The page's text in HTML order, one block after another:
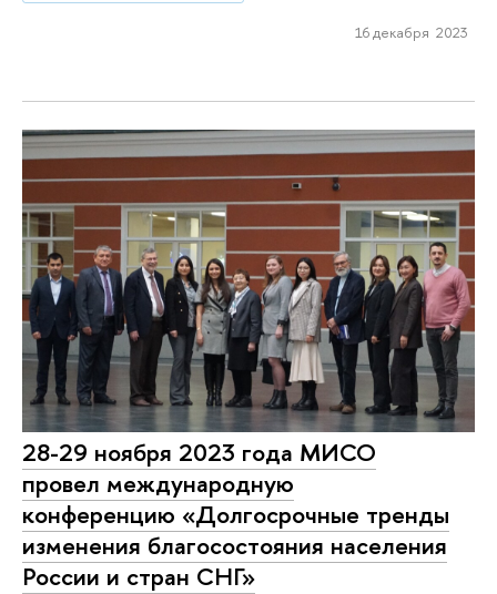
16 декабря 2023
28-29 ноября 2023 года МИСО
провел международную
конференцию «Долгосрочные тренды
изменения благосостояния населения
России и стран СНГ»